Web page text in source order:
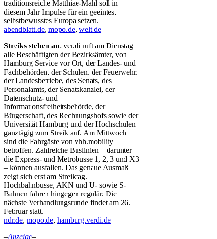
traditionsreiche Matthiae-Mahl soll in
diesem Jahr Impulse für ein geeintes,
selbstbewusstes Europa setzen.
abendblatt.de, mopo.de, welt.de
Streiks stehen an: ver.di ruft am Dienstag
alle Beschäftigten der Bezirksämter, von
Hamburg Service vor Ort, der Landes- und
Fachbehörden, der Schulen, der Feuerwehr,
der Landesbetriebe, des Senats, des
Personalamts, der Senatskanzlei, der
Datenschutz- und
Informationsfreiheitsbehörde, der
Bürgerschaft, des Rechnungshofs sowie der
Universität Hamburg und der Hochschulen
ganztägig zum Streik auf. Am Mittwoch
sind die Fahrgäste von vhh.mobility
betroffen. Zahlreiche Buslinien – darunter
die Express- und Metrobusse 1, 2, 3 und X3
– können ausfallen. Das genaue Ausmaß
zeigt sich erst am Streiktag.
Hochbahnbusse, AKN und U- sowie S-
Bahnen fahren hingegen regulär. Die
nächste Verhandlungsrunde findet am 26.
Februar statt.
ndr.de, mopo.de, hamburg.verdi.de
–Anzeige–